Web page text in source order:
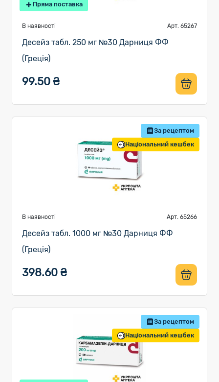
Пряма поставка
В наявності Арт. 65267
Десейз табл. 250 мг №30 Дарниця ФФ
(Греція)
99.50 ₴
За рецептом
Національний кешбек
В наявності Арт. 65266
Десейз табл. 1000 мг №30 Дарниця ФФ
(Греція)
398.60 ₴
За рецептом
Національний кешбек